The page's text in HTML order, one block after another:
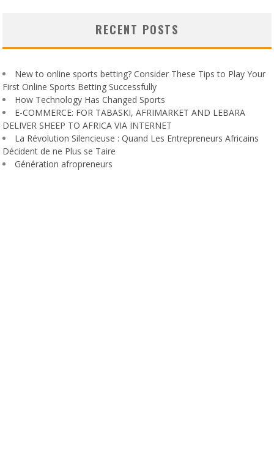
RECENT POSTS
New to online sports betting? Consider These Tips to Play Your
First Online Sports Betting Successfully
How Technology Has Changed Sports
E-COMMERCE: FOR TABASKI, AFRIMARKET AND LEBARA
DELIVER SHEEP TO AFRICA VIA INTERNET
La Révolution Silencieuse : Quand Les Entrepreneurs Africains
Décident de ne Plus se Taire
Génération afropreneurs